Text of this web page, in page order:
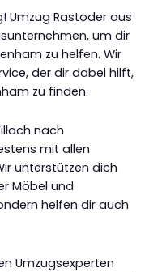
Umzug Rastoder aus
um dir
zu helfen. Wir
der dir dabei hilft,
zu finden.
nach
mit allen
unterstützen dich
Möbel und
helfen dir auch
Umzugsexperten